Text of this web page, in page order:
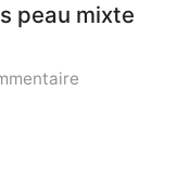
peau mixte